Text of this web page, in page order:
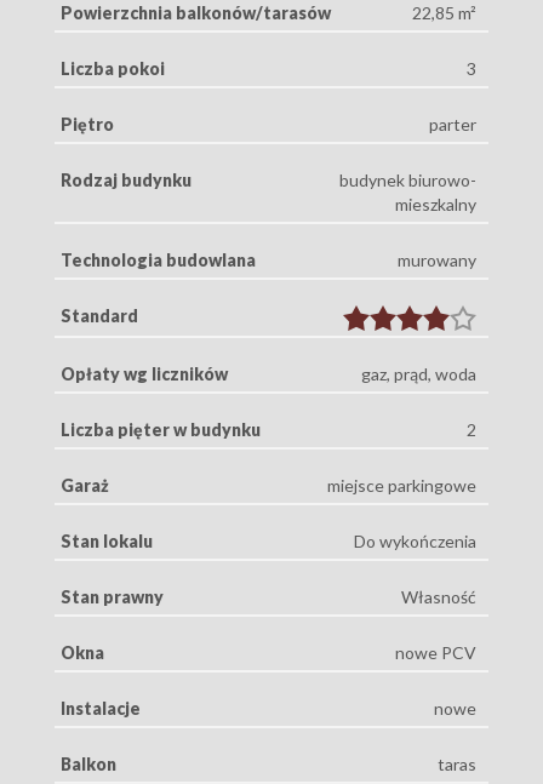
Powierzchnia balkonów/tarasów 22,85 m²
Liczba pokoi 3
Piętro parter
Rodzaj budynku
budynek biurowo-
mieszkalny
Technologia budowlana murowany
Standard
Opłaty wg liczników gaz, prąd, woda
Liczba pięter w budynku 2
Garaż miejsce parkingowe
Stan lokalu Do wykończenia
Stan prawny Własność
Okna nowe PCV
Instalacje nowe
Balkon taras